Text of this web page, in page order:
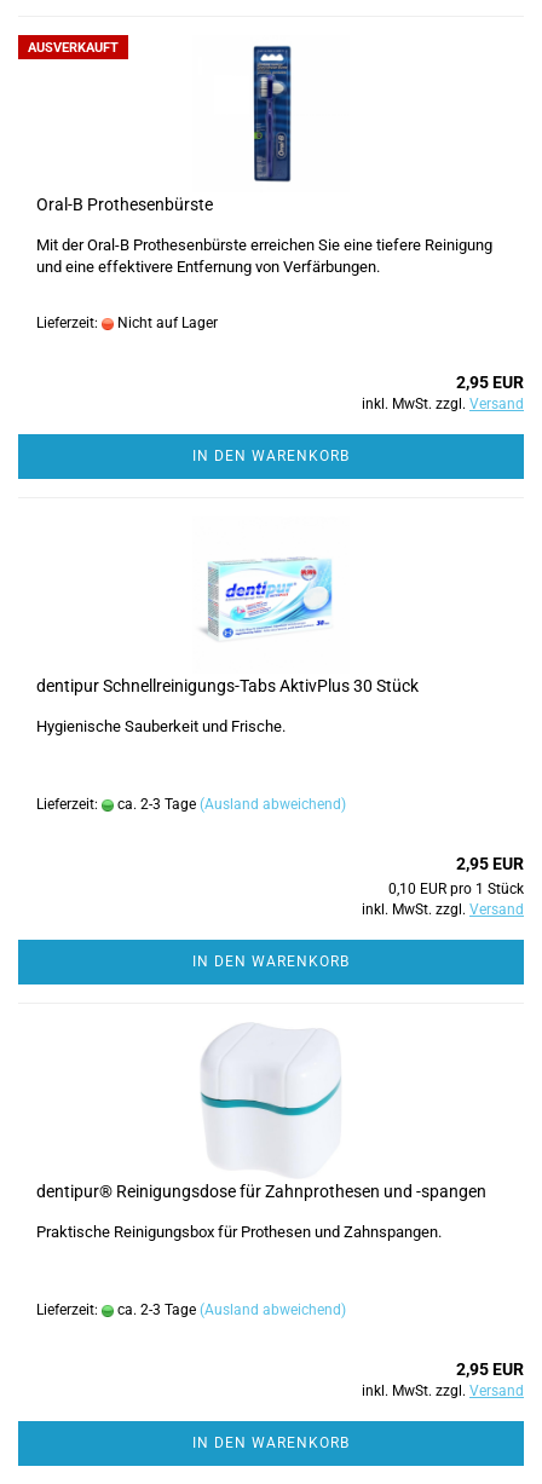
AUSVERKAUFT
Oral-B Prothesenbürste
Mit der Oral-B Prothesenbürste erreichen Sie eine tiefere Reinigung
und eine effektivere Entfernung von Verfärbungen.
Lieferzeit: Nicht auf Lager
2,95 EUR
inkl. MwSt. zzgl. Versand
IN DEN WARENKORB
dentipur Schnellreinigungs-Tabs AktivPlus 30 Stück
Hygienische Sauberkeit und Frische.
Lieferzeit: ca. 2-3 Tage (Ausland abweichend)
2,95 EUR
0,10 EUR pro 1 Stück
inkl. MwSt. zzgl. Versand
IN DEN WARENKORB
dentipur® Reinigungsdose für Zahnprothesen und -spangen
Praktische Reinigungsbox für Prothesen und Zahnspangen.
Lieferzeit: ca. 2-3 Tage (Ausland abweichend)
2,95 EUR
inkl. MwSt. zzgl. Versand
IN DEN WARENKORB